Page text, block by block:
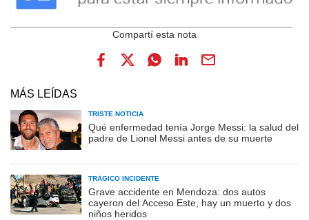
MÁS LEÍDAS
TRISTE NOTICIA
Qué enfermedad tenía Jorge Messi: la salud del
padre de Lionel Messi antes de su muerte
TRÁGICO INCIDENTE
Grave accidente en Mendoza: dos autos
cayeron del Acceso Este, hay un muerto y dos
niños heridos